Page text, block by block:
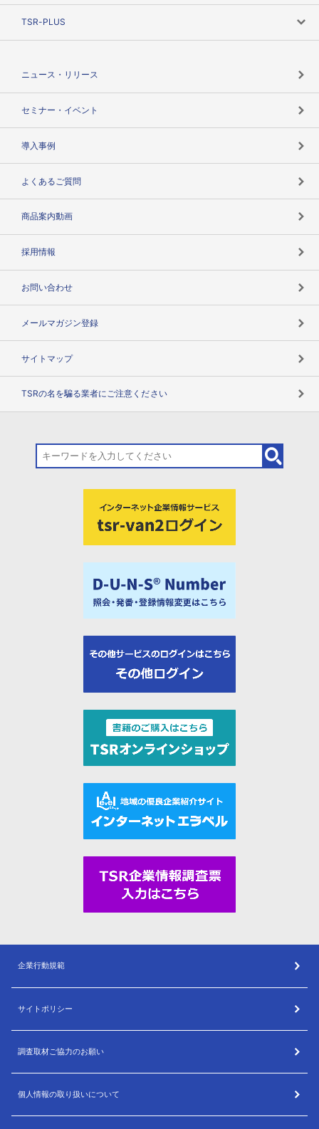
TSR-PLUS
ニュース・リリース
セミナー・イベント
導入事例
よくあるご質問
商品案内動画
採用情報
お問い合わせ
メールマガジン登録
サイトマップ
TSRの名を騙る業者にご注意ください
企業行動規範
サイトポリシー
調査取材ご協力のお願い
個人情報の取り扱いについて